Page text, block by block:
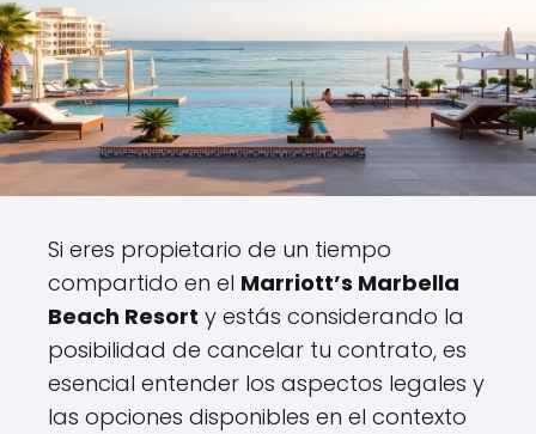
Si eres propietario de un tiempo
compartido en el Marriott’s Marbella
Beach Resort y estás considerando la
posibilidad de cancelar tu contrato, es
esencial entender los aspectos legales y
las opciones disponibles en el contexto